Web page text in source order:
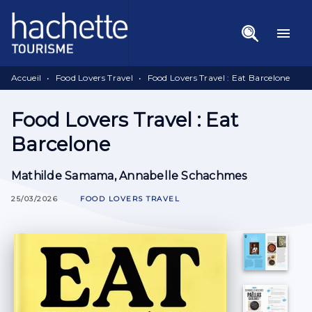
Menu Recherche
Pied De Page
menu
Accueil • Food Lovers Travel • Food Lovers Travel : Eat Barcelone
Food Lovers Travel : Eat
Barcelone
Mathilde Samama,Annabelle Schachmes
25/03/2026 FOOD LOVERS TRAVEL